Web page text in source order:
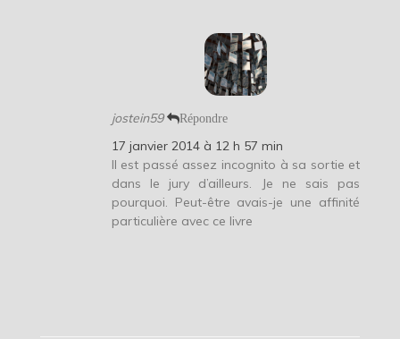
jostein59 Répondre
17 janvier 2014 à 12 h 57 min
Il est passé assez incognito à sa sortie et
dans le jury d’ailleurs. Je ne sais pas
pourquoi. Peut-être avais-je une affinité
particulière avec ce livre